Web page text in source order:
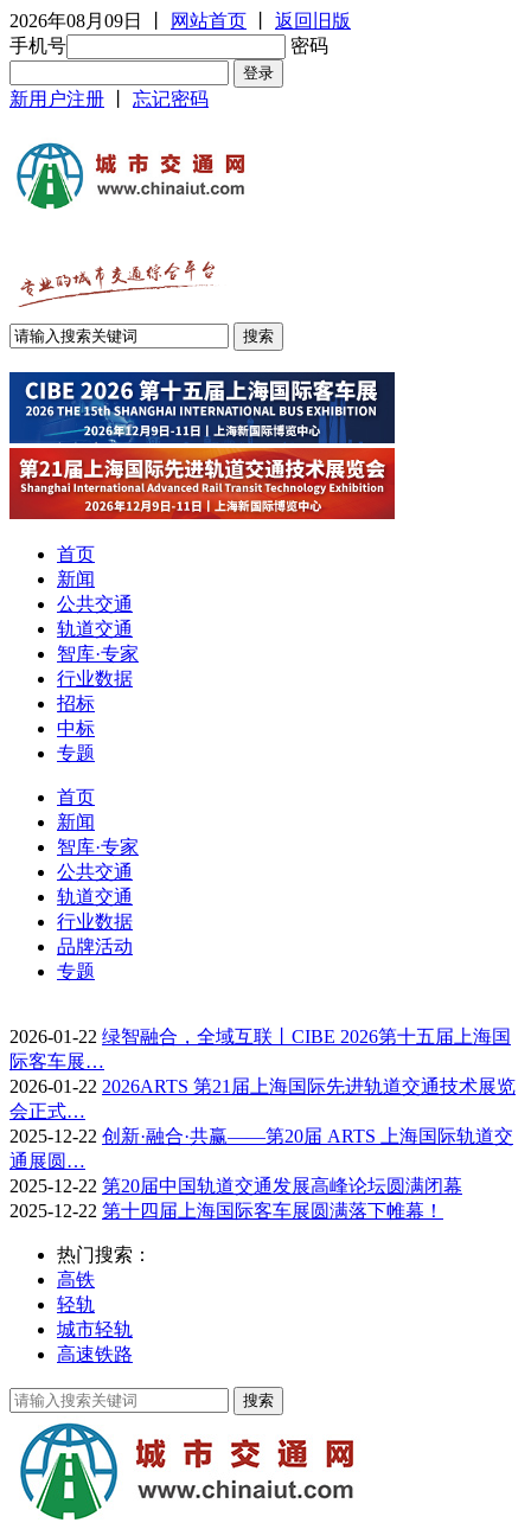
2026年08月09日 网站首页
返回旧版
手机号
密码
新用户注册 忘记密码
首页
新闻
公共交通
轨道交通
智库·专家
行业数据
招标
中标
专题
首页
新闻
智库·专家
公共交通
轨道交通
行业数据
品牌活动
专题
2026-01-22 绿智融合，全域互联丨CIBE 2026第十五届上海国
际客车展…
2026-01-22 2026ARTS 第21届上海国际先进轨道交通技术展览
会正式…
2025-12-22 创新·融合·共赢——第20届 ARTS 上海国际轨道交
通展圆…
2025-12-22 第20届中国轨道交通发展高峰论坛圆满闭幕
2025-12-22 第十四届上海国际客车展圆满落下帷幕！
热门搜索：
高铁
轻轨
城市轻轨
高速铁路